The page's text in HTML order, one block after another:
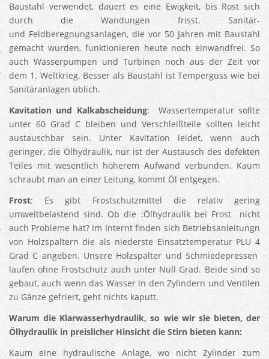
Baustahl verwendet, dauert es eine Ewigkeit, bis Rost sich
durch die Wandungen frisst. Sanitär-
und Feldberegnungsanlagen, die vor 50 Jahren mit Baustahl
gemacht wurden, funktionieren heute noch einwandfrei. So
auch Wasserpumpen und Turbinen noch aus der Zeit vor
dem 1. Weltkrieg. Besser als Baustahl ist Temperguss wie bei
Sanitäranlagen üblich.
Kavitation und Kalkabscheidung: Wassertemperatur sollte
unter 60 Grad C bleiben und Verschleißteile sollten leicht
austauschbar sein. Unter Kavitation leidet, wenn auch
geringer, die Ölhydraulik, nur ist der Austausch des defekten
Teiles mit wesentlich höherem Aufwand verbunden. Kaum
schraubt man an einer Leitung, kommt Öl entgegen.
Frost: Es gibt Frostschutzmittel die relativ gering
umweltbelastend sind. Ob die :Ölhydraulik bei Frost nicht
auch Probleme hat? Im Internt finden sich Betriebsanleitungn
von Holzspaltern die als niederste Einsatztemperatur PLU 4
Grad C angeben. Unsere Holzspalter und Schmiedepressen
laufen ohne Frostschutz auch unter Null Grad. Beide sind so
gebaut, auch wenn das Wasser in den Zylindern und Ventilen
zu Gänze gefriert, geht nichts kaputt.
Warum die Klarwasserhydraulik, so wie wir sie bieten, der
Ölhydraulik in preislicher Hinsicht die Stirn bieten kann:
Kaum eine hydraulische Anlage, wo nicht Zylinder zum